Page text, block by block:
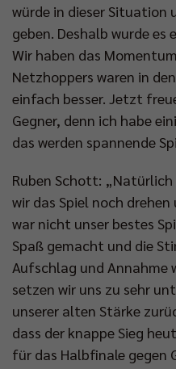
würde in dieser Situation
geben. Deshalb wurde es
Wir haben das
Netzhoppers waren in
einfach besser. Jetzt
Gegner, denn ich habe
das werden spannende
Ruben Schott:
wir das Spiel noch
war nicht unser bestes
Spaß gemacht und die
Aufschlag und Annahme
setzen wir uns zu sehr
unserer alten Stärke
dass der knappe Sieg
für das Halbfinale gegen